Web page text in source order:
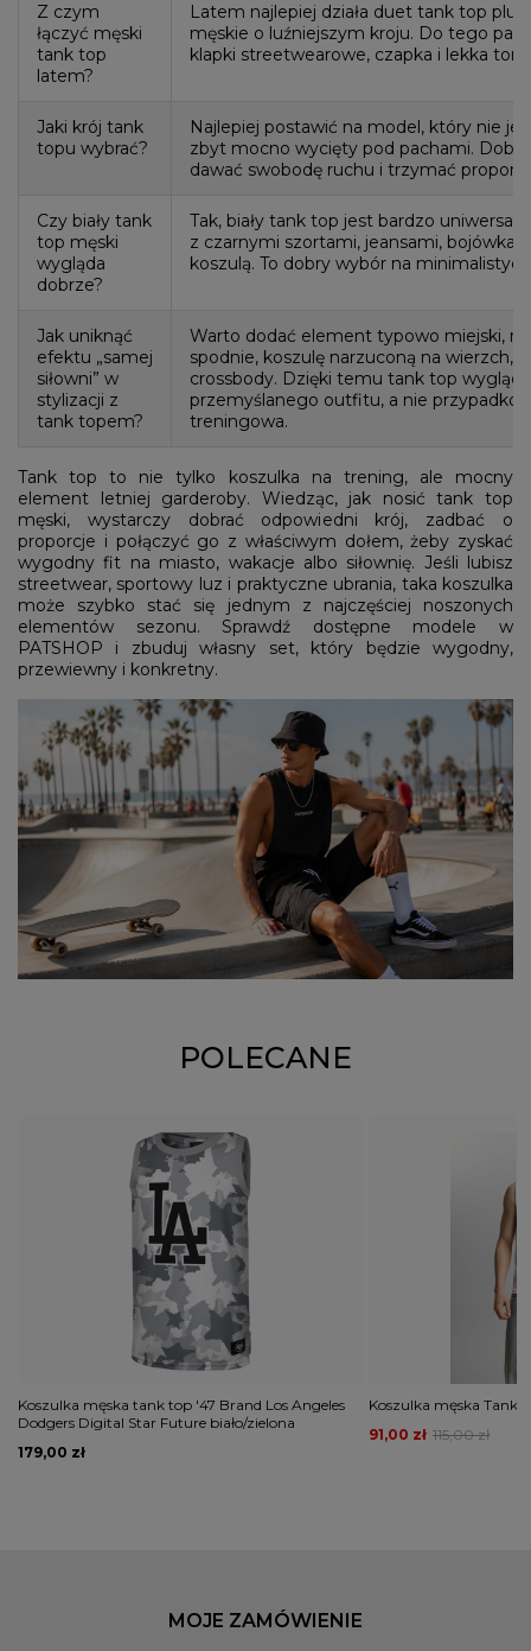
Z czym
łączyć męski
tank top
latem?
Latem najlepiej działa duet tank top
męskie o luźniejszym kroju. Do tego
klapki streetwearowe, czapka i lekka
Jaki krój tank
topu wybrać?
Najlepiej postawić na model, który nie
zbyt mocno wycięty pod pachami.
dawać swobodę ruchu i trzymać
Czy biały tank
top męski
wygląda
dobrze?
Tak, biały tank top jest bardzo
z czarnymi szortami, jeansami,
koszulą. To dobry wybór na
Jak uniknąć
efektu „samej
siłowni” w
stylizacji z
tank topem?
Warto dodać element typowo miejski, na
spodnie, koszulę narzuconą na wierzch,
crossbody. Dzięki temu tank top
przemyślanego outfitu, a nie
treningowa.
Tank top to nie tylko koszulka na trening, ale mocny
element letniej garderoby. Wiedząc, jak nosić tank top
męski, wystarczy dobrać odpowiedni krój, zadbać o
proporcje i połączyć go z właściwym dołem, żeby zyskać
wygodny fit na miasto, wakacje albo siłownię. Jeśli lubisz
streetwear, sportowy luz i praktyczne ubrania, taka koszulka
może szybko stać się jednym z najczęściej noszonych
elementów sezonu. Sprawdź dostępne modele w
PATSHOP i zbuduj własny set, który będzie wygodny,
przewiewny i konkretny.
POLECANE
Koszulka męska tank top '47 Brand Los Angeles
Dodgers Digital Star Future biało/zielona
179,00 zł
Koszulka męska Tank
115,00 zł
91,00 zł
MOJE ZAMÓWIENIE